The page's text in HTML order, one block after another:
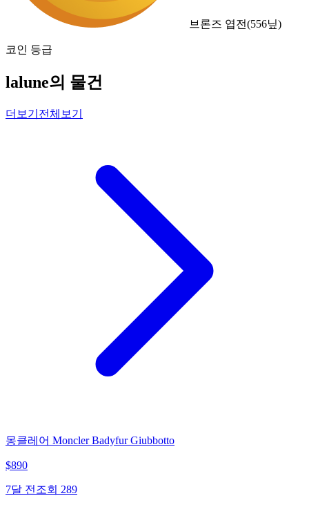
브론즈 엽전(556닢)
코인 등급
lalune의 물건
더보기 전체보기
몽클레어 Moncler Badyfur Giubbotto
$890
7달 전 조회 289